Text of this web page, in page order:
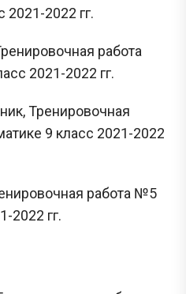
2021-2022 гг.
работа
2021-2022 гг.
Тренировочная
9 класс 2021-2022
работа №5
2022 гг.